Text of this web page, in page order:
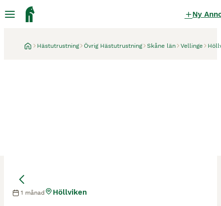
Ny
Hästutrustning Övrig Hästutrustning Skåne län Vellinge
1 månad Höllviken